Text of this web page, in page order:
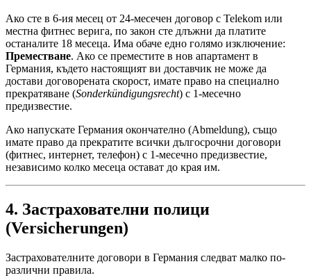
Ако сте в 6-ия месец от 24-месечен договор с Telekom или
местна фитнес верига, по закон сте длъжни да платите
останалите 18 месеца. Има обаче едно голямо изключение:
Преместване. Ако се преместите в нов апартамент в
Германия, където настоящият ви доставчик не може да
достави договорената скорост, имате право на специално
прекратяване (Sonderkündigungsrecht) с 1-месечно
предизвестие.
Ако напускате Германия окончателно (Abmeldung), също
имате право да прекратите всички дългосрочни договори
(фитнес, интернет, телефон) с 1-месечно предизвестие,
независимо колко месеца остават до края им.
4. Застрахователни полици
(Versicherungen)
Застрахователните договори в Германия следват малко по-
различни правила.